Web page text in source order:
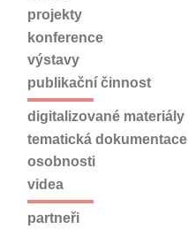
projekty
konference
výstavy
publikační činnost
digitalizované materiály
tematická dokumentace
osobnosti
videa
partneři